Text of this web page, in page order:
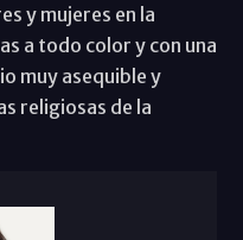
y mujeres en la
a todo color y con una
muy asequible y
religiosas de la